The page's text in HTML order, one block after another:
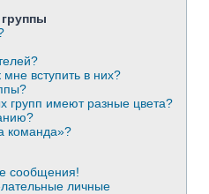
вступить в них?
групп имеют разные цвета?
команда»?
сообщения!
личные